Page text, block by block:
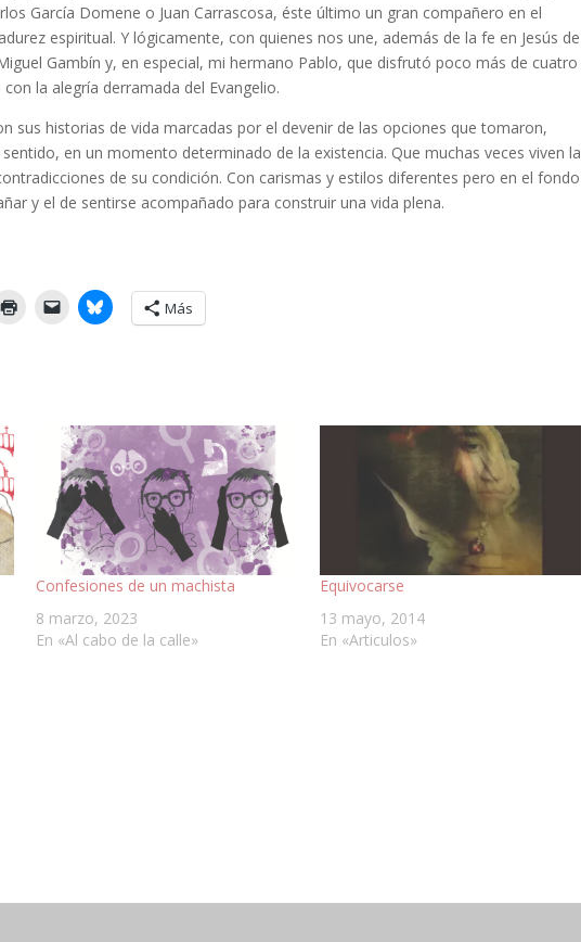
García Domene o Juan Carrascosa, éste último un gran compañero en el
espiritual. Y lógicamente, con quienes nos une, además de la fe en Jesús de
Gambín y, en especial, mi hermano Pablo, que disfrutó poco más de cuatro
la alegría derramada del Evangelio.
sus historias de vida marcadas por el devenir de las opciones que tomaron,
en un momento determinado de la existencia. Que muchas veces viven la
de su condición. Con carismas y estilos diferentes pero en el fondo
y el de sentirse acompañado para construir una vida plena.
Más
Confesiones de un machista
8 marzo, 2023
En «Al cabo de la calle»
Equivocarse
13 mayo, 2014
En «Articulos»